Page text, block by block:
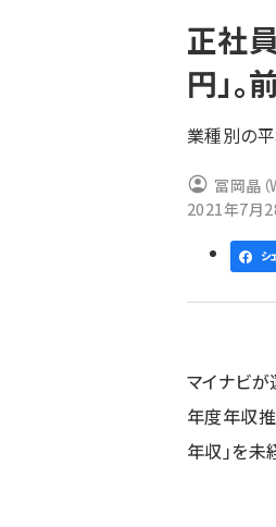
ン
く
ず
正社
円」
業種別の平
冨岡晶（
2021年7月
シ
マイナビが
年度年収
年収」を未